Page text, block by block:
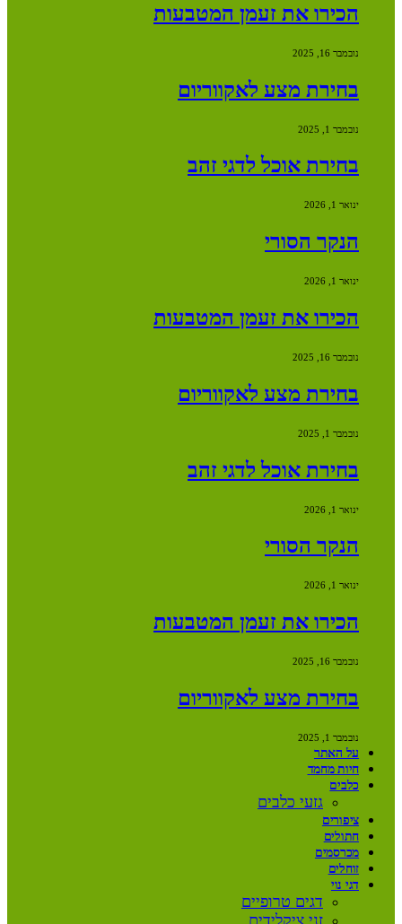
הכירו את זעמן המטבעות
נובמבר 16, 2025
בחירת מצע לאקווריום
נובמבר 1, 2025
בחירת אוכל לדגי זהב
ינואר 1, 2026
הנקר הסורי
ינואר 1, 2026
הכירו את זעמן המטבעות
נובמבר 16, 2025
בחירת מצע לאקווריום
נובמבר 1, 2025
בחירת אוכל לדגי זהב
ינואר 1, 2026
הנקר הסורי
ינואר 1, 2026
הכירו את זעמן המטבעות
נובמבר 16, 2025
בחירת מצע לאקווריום
נובמבר 1, 2025
על האתר
חיות מחמד
כלבים
גזעי כלבים
ציפורים
חתולים
מכרסמים
זוחלים
דגי נוי
דגים טרופיים
זני ציקלידים